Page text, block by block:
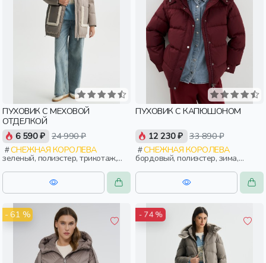
ПУХОВИК С МЕХОВОЙ
ОТДЕЛКОЙ
6 590 ₽ 24 990 ₽
СНЕЖНАЯ КОРОЛЕВА
зеленый, полиэстер, трикотаж,
мех, зима, осень, россия, широкие,
прямые, удлиненные, застежка,
карман, воротник, женщины,
взрослые
ПУХОВИК С КАПЮШОНОМ
12 230 ₽ 33 890 ₽
СНЕЖНАЯ КОРОЛЕВА
бордовый, полиэстер, зима,
осень, россия, женщины,
взрослые
- 61 % - 74 %